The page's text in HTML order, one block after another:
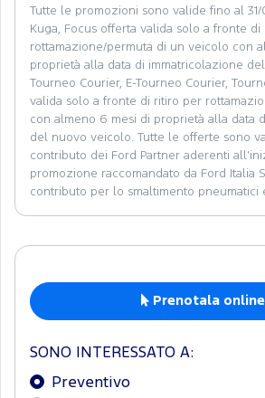
Tutte le promozioni sono valide fino al 31/
Kuga, Focus offerta valida solo a fronte
rottamazione/permuta di un veicolo con
proprietà alla data di immatricolazione
Tourneo Courier, E-Tourneo Courier,
valida solo a fronte di ritiro per
con almeno 6 mesi di proprietà alla data
del nuovo veicolo. Tutte le offerte sono
contributo dei Ford Partner aderenti
promozione raccomandato da Ford Italia
contributo per lo smaltimento pneumatici
Prenotala online
SONO INTERESSATO A:
Preventivo